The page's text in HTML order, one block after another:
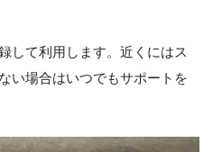
して利用します。近くにはス
い場合はいつでもサポートを